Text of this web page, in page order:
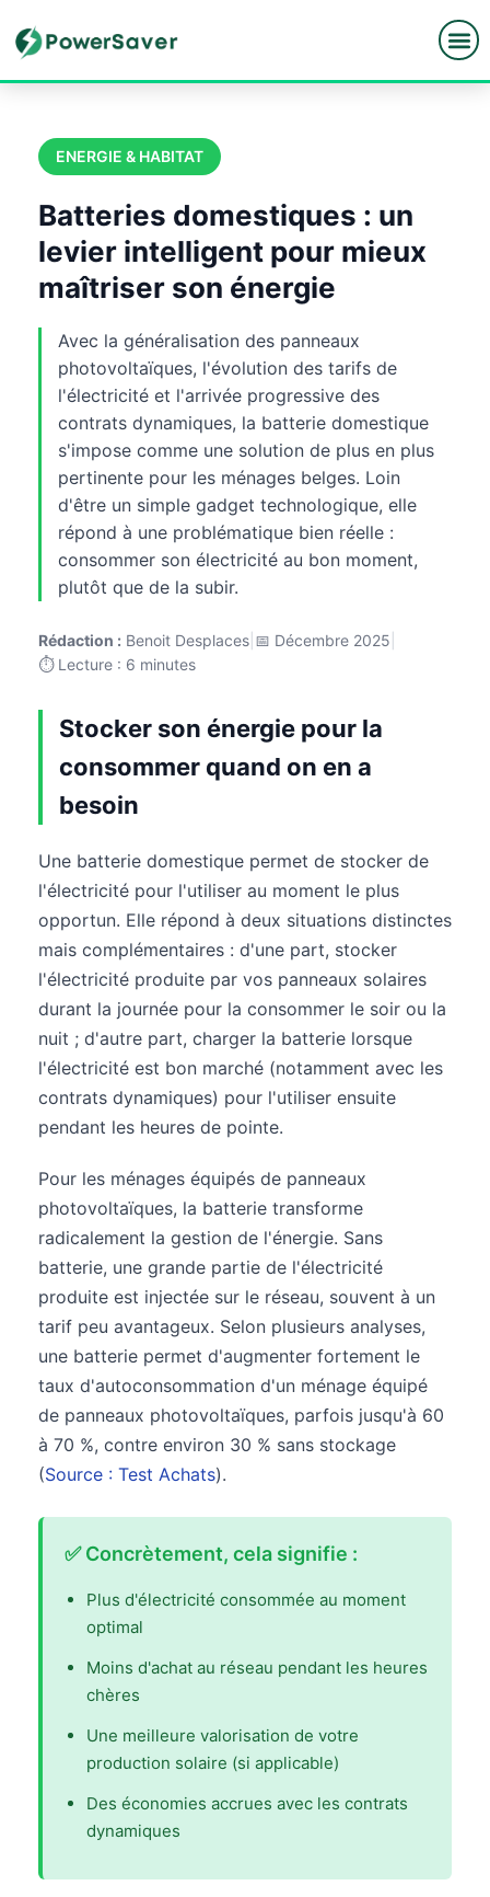
content
ENERGIE & HABITAT
Batteries domestiques : un
levier intelligent pour mieux
maîtriser son énergie
Avec la généralisation des panneaux
photovoltaïques, l'évolution des tarifs de
l'électricité et l'arrivée progressive des
contrats dynamiques, la batterie domestique
s'impose comme une solution de plus en plus
pertinente pour les ménages belges. Loin
d'être un simple gadget technologique, elle
répond à une problématique bien réelle :
consommer son électricité au bon moment,
plutôt que de la subir.
Rédaction : Benoit Desplaces 📅 Décembre 2025
⏱️ Lecture : 6 minutes
Stocker son énergie pour la
consommer quand on en a
besoin
Une batterie domestique permet de stocker de
l'électricité pour l'utiliser au moment le plus
opportun. Elle répond à deux situations distinctes
mais complémentaires : d'une part, stocker
l'électricité produite par vos panneaux solaires
durant la journée pour la consommer le soir ou la
nuit ; d'autre part, charger la batterie lorsque
l'électricité est bon marché (notamment avec les
contrats dynamiques) pour l'utiliser ensuite
pendant les heures de pointe.
Pour les ménages équipés de panneaux
photovoltaïques, la batterie transforme
radicalement la gestion de l'énergie. Sans
batterie, une grande partie de l'électricité
produite est injectée sur le réseau, souvent à un
tarif peu avantageux. Selon plusieurs analyses,
une batterie permet d'augmenter fortement le
taux d'autoconsommation d'un ménage équipé
de panneaux photovoltaïques, parfois jusqu'à 60
à 70 %, contre environ 30 % sans stockage
(Source : Test Achats).
✅ Concrètement, cela signifie :
Plus d'électricité consommée au moment
optimal
Moins d'achat au réseau pendant les heures
chères
Une meilleure valorisation de votre
production solaire (si applicable)
Des économies accrues avec les contrats
dynamiques